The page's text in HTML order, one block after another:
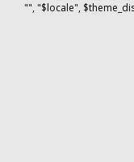
"", "$locale",